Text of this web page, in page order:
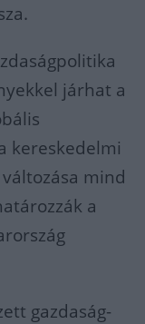
járhat a
kereskedelmi
mind
a
gazdaság-